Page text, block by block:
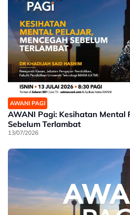
AWANI PAGI
AWANI Pagi: Kesihatan Mental
Sebelum Terlambat
13/07/2026